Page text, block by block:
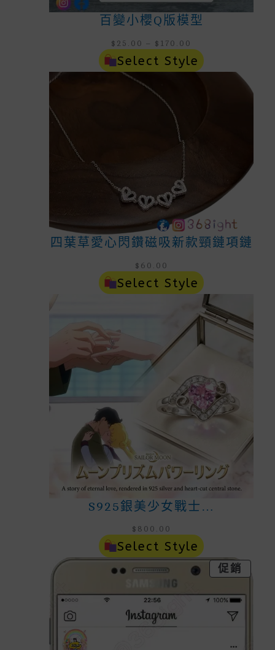
百變小櫻Q版模型
$ 25.00 – $ 170.00
Range:
$25.00
Select Style
四葉草愛心閃鑽磁吸新款頸鏈項鏈
$ 60.00
Select Style
S925銀美少女戰士…
$ 800.00
Select Style
促銷
價
品